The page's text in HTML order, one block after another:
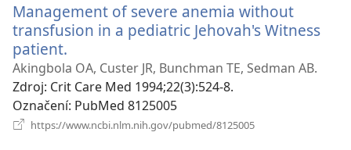
Management of severe anemia without
transfusion in a pediatric Jehovah's Witness
patient.
nové
okno)
Akingbola OA, Custer JR, Bunchman TE, Sedman AB.
Zdroj‎: Crit Care Med 1994;22(3):524-8.
Označení‎: PubMed 8125005
https://www.ncbi.nlm.nih.gov/pubmed/8125005